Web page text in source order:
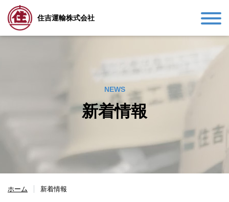
住吉運輸株式会社
NEWS
新着情報
ホーム 新着情報